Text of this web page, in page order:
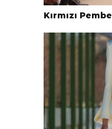
Kırmızı Pembe